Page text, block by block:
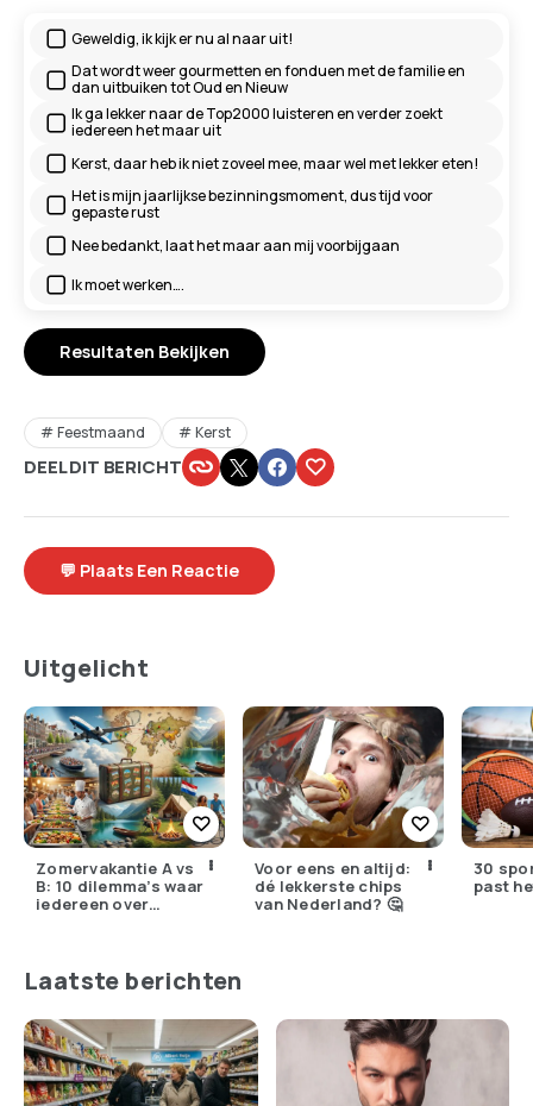
Geweldig, ik kijk er nu al naar uit!
Dat wordt weer gourmetten en fonduen met de familie en
dan uitbuiken tot Oud en Nieuw
Ik ga lekker naar de Top2000 luisteren en verder zoekt
iedereen het maar uit
Kerst, daar heb ik niet zoveel mee, maar wel met lekker eten!
Het is mijn jaarlijkse bezinningsmoment, dus tijd voor
gepaste rust
Nee bedankt, laat het maar aan mij voorbijgaan
Ik moet werken….
Resultaten Bekijken
Feestmaand Kerst
DEEL DIT BERICHT
💬 Plaats Een Reactie
Uitgelicht
Zomervakantie A vs
B: 10 dilemma’s waar
iedereen over
Voor eens en altijd:
dé lekkerste chips
van Nederland? 🤔
30
past
Laatste berichten